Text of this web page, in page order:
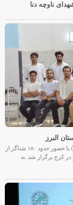
ناوچه دنا
البرز
جشنواره بزرگداشت روز جهانی شنا (World Aquatics Day) با حضور حدود ۱۸۰ شناگر از
کرج برگزار شد. به